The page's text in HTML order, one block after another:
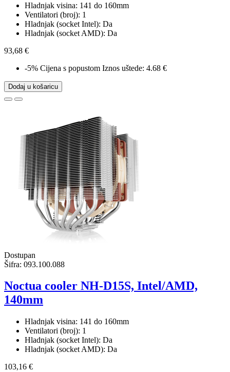
Hladnjak visina: 141 do 160mm
Ventilatori (broj): 1
Hladnjak (socket Intel): Da
Hladnjak (socket AMD): Da
93,68 €
-5% Cijena s popustom Iznos uštede: 4.68 €
Dodaj u košaricu
Dostupan
Šifra: 093.100.088
Noctua cooler NH-D15S, Intel/AMD,
140mm
Hladnjak visina: 141 do 160mm
Ventilatori (broj): 1
Hladnjak (socket Intel): Da
Hladnjak (socket AMD): Da
103,16 €